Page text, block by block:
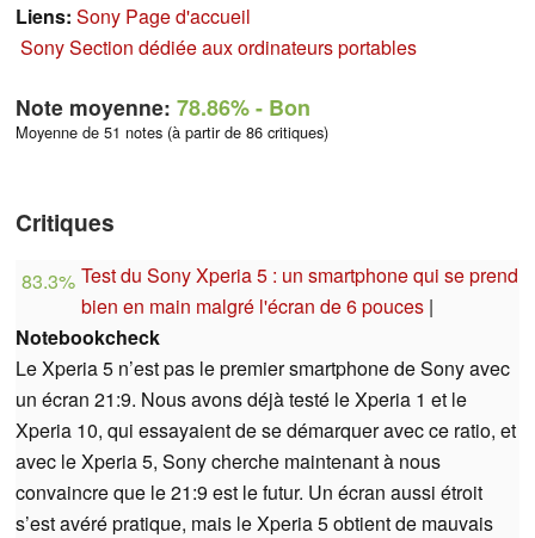
Liens: Sony Page d'accueil
Sony Section dédiée aux ordinateurs portables
Note moyenne: 78.86%- Bon
Moyenne de 51 notes (à partir de 86 critiques)
Critiques
83.3% Test du Sony Xperia 5 : un smartphone qui se prend
bien en main malgré l'écran de 6 pouces |
Notebookcheck
Le Xperia 5 n’est pas le premier smartphone de Sony avec
un écran 21:9. Nous avons déjà testé le Xperia 1 et le
Xperia 10, qui essayaient de se démarquer avec ce ratio, et
avec le Xperia 5, Sony cherche maintenant à nous
convaincre que le 21:9 est le futur. Un écran aussi étroit
s’est avéré pratique, mais le Xperia 5 obtient de mauvais